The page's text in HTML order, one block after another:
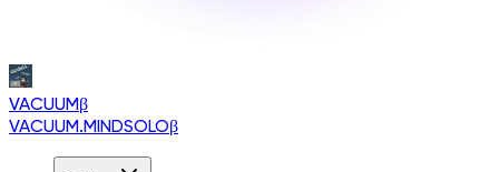
VACUUMβ
VACUUM.MINDSOLOβ